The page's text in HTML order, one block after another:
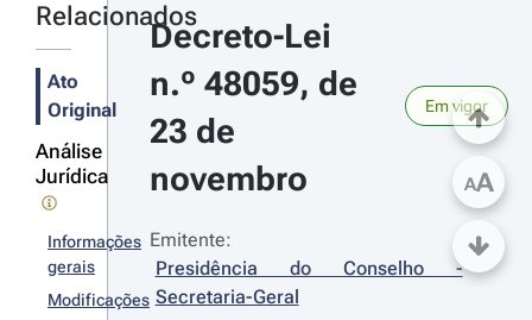
Relacionados
Ato
Original
Análise
Jurídica
Informações
gerais
Modificações
Decreto-Lei
n.º 48059, de
23 de
novembro
Em vigor
Emitente:
Presidência do Conselho -
Secretaria-Geral
AA